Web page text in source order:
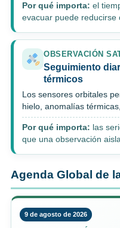
Por qué importa: el
evacuar puede reducirse
OBSERVACIÓN
Seguimiento
térmicos
Los sensores orbitales
hielo, anomalías
Por qué importa: las
que una observación
Agenda Global de
9 de agosto de 2026